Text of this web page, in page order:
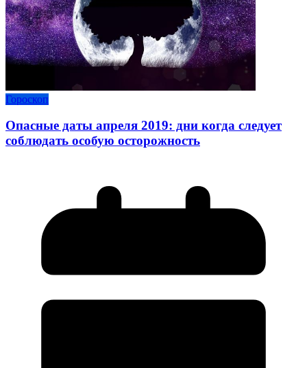
Гороскоп
Опасные даты апреля 2019: дни когда следует
соблюдать особую осторожность